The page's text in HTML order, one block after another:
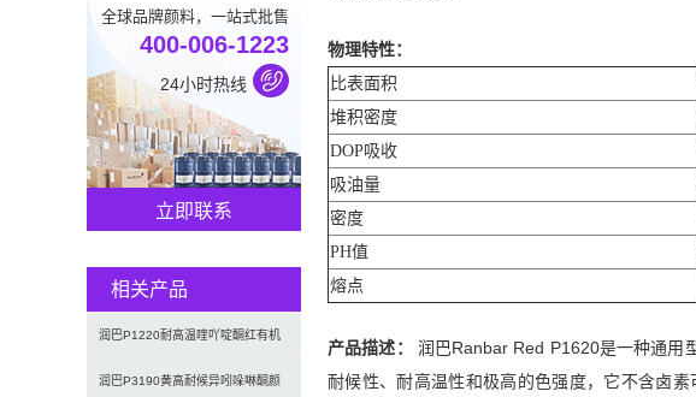
物理特性：
比表面积
堆积密度
DOP吸收
吸油量
密度
PH值
熔点
产品描述：
润巴Ranbar Red P1620是一种通用
耐候性、耐高温性和极高的色强度，它不含卤
全球品牌颜料，一站式批售
400-006-1223
24小时热线
立即联系
相关产品
润巴P1220耐高温喹吖啶酮红有机
颜料
润巴P3190黄高耐候异吲哚啉酮颜